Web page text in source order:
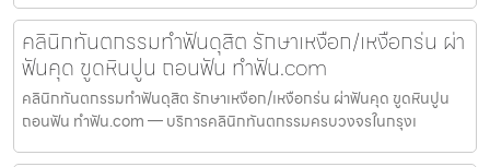
คลินิกทันตกรรมทำฟันดุสิต รักษาเหงือก/เหงือกร่น ผ่า
ฟันคุด ขูดหินปูน ถอนฟัน ทำฟัน.com
คลินิกทันตกรรมทำฟันดุสิต รักษาเหงือก/เหงือกร่น ผ่าฟันคุด ขูดหินปูน
ถอนฟัน ทำฟัน.com — บริการคลินิกทันตกรรมครบวงจรในกรุงเ